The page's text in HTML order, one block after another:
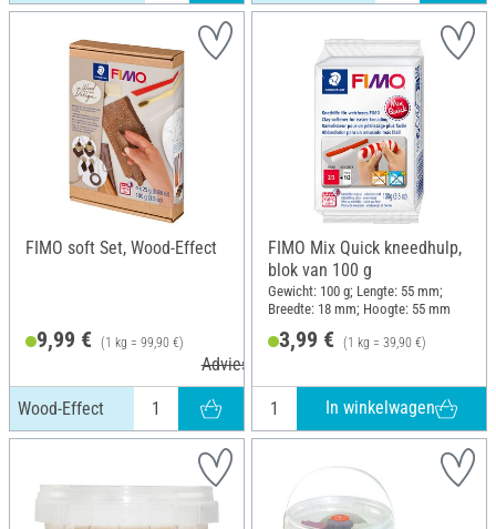
FIMO soft Set, Wood-Effect
9,99 € (1 kg = 99,90 €)
Adviesprijs 12,45 €
Wood-Effect
FIMO Mix Quick kneedhulp,
blok van 100 g
Gewicht: 100 g; Lengte: 55 mm;
Breedte: 18 mm; Hoogte: 55 mm
3,99 € (1 kg = 39,90 €)
In winkelwagen